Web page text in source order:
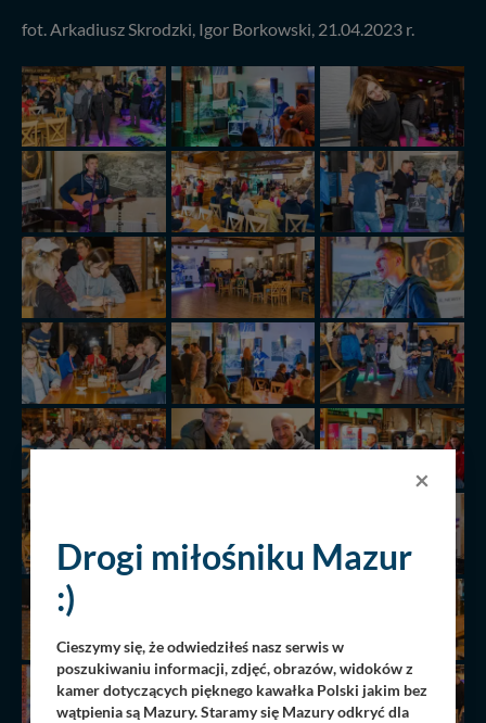
fot. Arkadiusz Skrodzki, Igor Borkowski, 21.04.2023 r.
×
Drogi miłośniku Mazur
:)
Cieszymy się, że odwiedziłeś nasz serwis w
poszukiwaniu informacji, zdjęć, obrazów, widoków z
kamer dotyczących pięknego kawałka Polski jakim bez
wątpienia są Mazury. Staramy się Mazury odkryć dla